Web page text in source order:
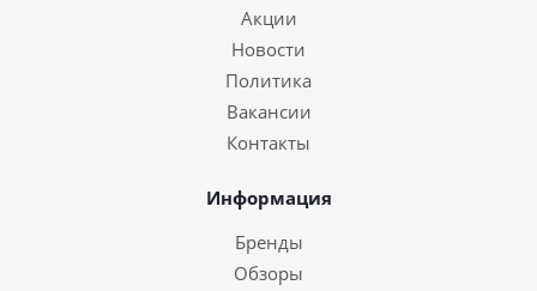
Акции
Новости
Политика
Вакансии
Контакты
Информация
Бренды
Обзоры